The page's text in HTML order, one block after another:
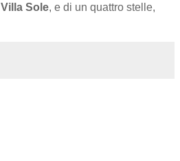
Villa Sole, e di un quattro stelle,